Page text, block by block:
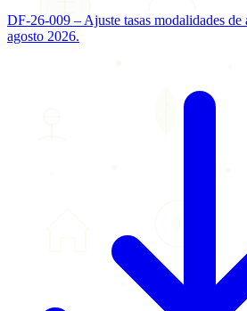
DF-26-009 – Ajuste tasas modalidades de
agosto 2026.